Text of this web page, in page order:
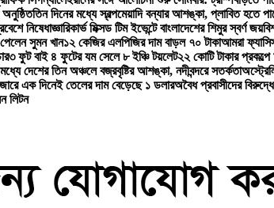
অনুষ্ঠিততিন দিনের মধ্যে স্বল্পমেয়াদি বন্যার আশঙ্কা, প্লাবিত হতে
নিষেধাজ্ঞারিকার্ভ মিক্সড টিম ইভেন্টে বাংলাদেশের শিমুর স্বর্ণ জয়
সুমন খান১২ কেজির এলপিজির দাম বাড়ল ৭০ টাকাআমরা
৩ ফুট বাই ৪ ফুটের যম সেলে ৮ ইঞ্চি টয়লেট২২ কোটি টাকার
দেশের তিন অঞ্চলে বজ্রবৃষ্টির আশঙ্কা, নদীবন্দরে সতর্কতা
এক দিনেই তেলের দাম বেড়েছে ১ ডলারঅবৈধ প্রবাসীদের
লিটন